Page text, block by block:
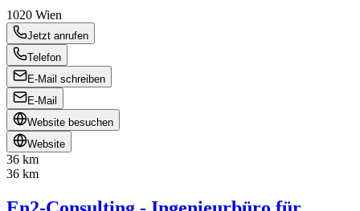
1020 Wien
Jetzt anrufen
Telefon
E-Mail schreiben
E-Mail
Website besuchen
Website
36 km
36 km